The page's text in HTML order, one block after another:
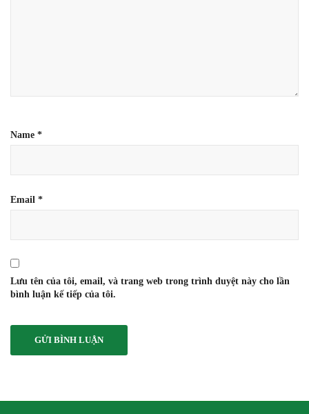
Name *
Email *
Lưu tên của tôi, email, và trang web trong trình duyệt này cho lần
bình luận kế tiếp của tôi.